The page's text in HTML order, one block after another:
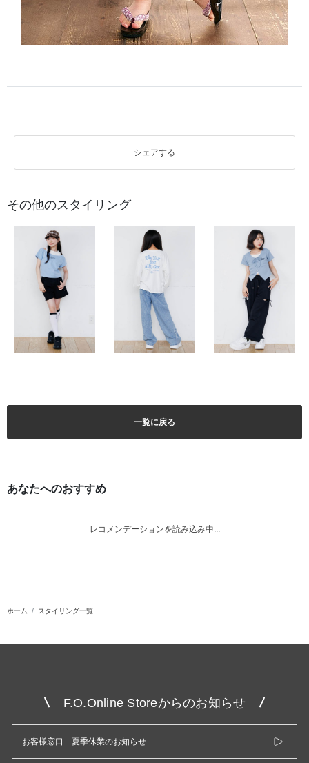
シェアする
その他のスタイリング
一覧に戻る
あなたへのおすすめ
レコメンデーションを読み込み中...
ホーム スタイリング一覧
F.O.Online Storeからのお知らせ
お客様窓口 夏季休業のお知らせ